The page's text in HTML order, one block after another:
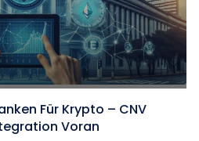
Für Krypto – CNV
Voran